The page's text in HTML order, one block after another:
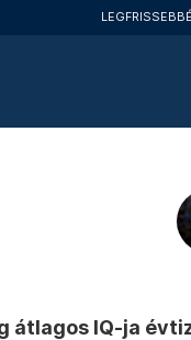
LEGFRISSEBB
átlagos IQ-ja